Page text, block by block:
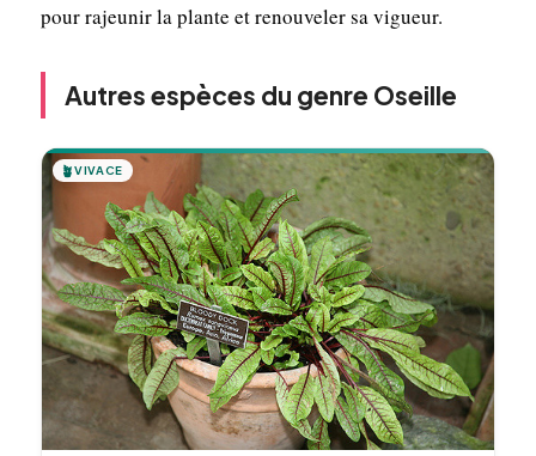
pour rajeunir la plante et renouveler sa vigueur.
Autres espèces du genre Oseille
🪴VIVACE